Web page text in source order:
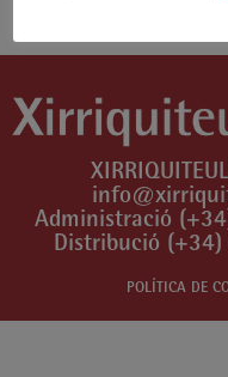
Administració
Distribució
POLÍTICA DE